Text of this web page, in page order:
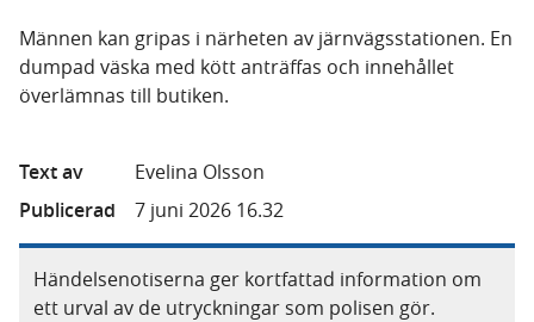
Männen kan gripas i närheten av järnvägsstationen. En
dumpad väska med kött anträffas och innehållet
överlämnas till butiken.
Text av
Evelina Olsson
Publicerad
7 juni 2026 16.32
Händelsenotiserna ger kortfattad information om
ett urval av de utryckningar som polisen gör.